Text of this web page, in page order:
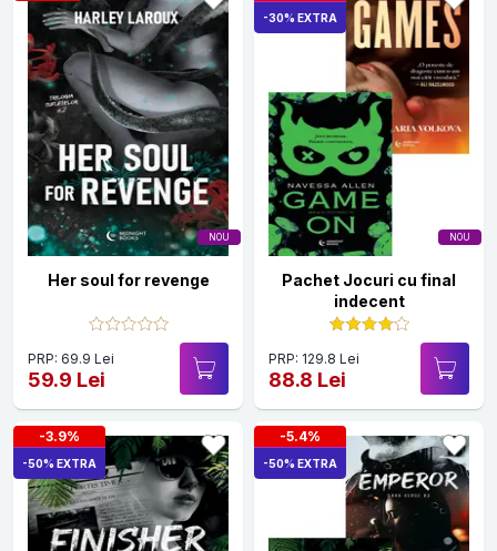
NOU
Her soul for revenge
PRP: 69.9 Lei
59.9 Lei
NOU
-30% EXTRA
Pachet Jocuri cu final
indecent
PRP: 129.8 Lei
88.8 Lei
-3.9%
-50% EXTRA
-5.4%
-50% EXTRA